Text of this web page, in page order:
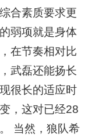
合素质要求更
弱项就是身体
在节奏相对比
武磊还能扬长
很长的适应时
，这对已经28
当然，狼队希